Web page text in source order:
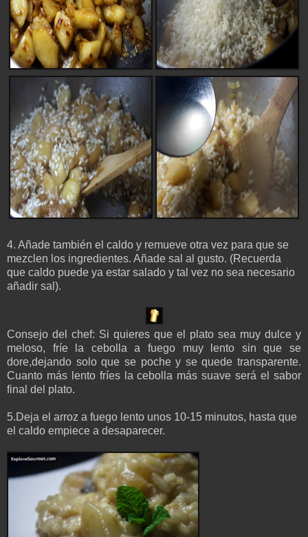
4. Añade también el caldo y remueve otra vez para que se
mezclen los ingredientes. Añade sal al gusto. (Recuerda
que caldo puede ya estar salado y tal vez no sea necesario
añadir sal).
Consejo del chef: Si quieres que el plato sea muy dulce y
meloso, fríe la cebolla a fuego muy lento sin que se
dore,dejando solo que se poche y se quede transparente.
Cuanto más lento fríes la cebolla más suave será el sabor
final del plato.
5.Deja el arroz a fuego lento unos 10-15 minutos, hasta que
el caldo empiece a desaparecer.